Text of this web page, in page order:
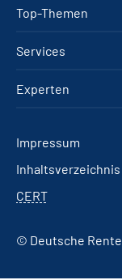
Top-Themen
Services
Experten
Impressum
Inhaltsverzeichnis
CERT
© Deutsche